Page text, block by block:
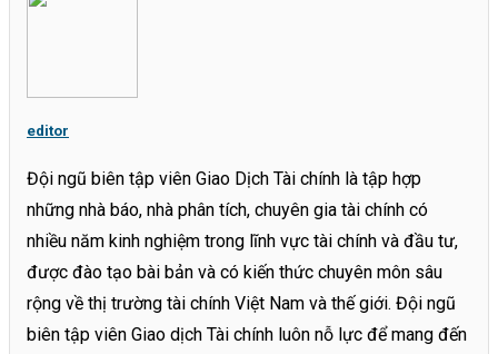
editor
Đội ngũ biên tập viên Giao Dịch Tài chính là tập hợp
những nhà báo, nhà phân tích, chuyên gia tài chính có
nhiều năm kinh nghiệm trong lĩnh vực tài chính và đầu tư,
được đào tạo bài bản và có kiến thức chuyên môn sâu
rộng về thị trường tài chính Việt Nam và thế giới. Đội ngũ
biên tập viên Giao dịch Tài chính luôn nỗ lực để mang đến